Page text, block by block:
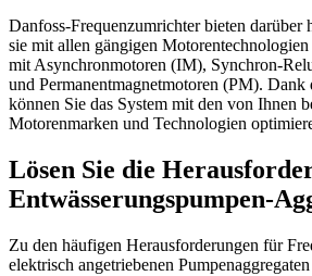
Danfoss-Frequenzumrichter bieten darüber
sie mit allen gängigen
mit Asynchronmotoren (IM), Synchron-
und Permanentmagnetmotoren (PM).
können Sie das System mit den von Ihnen
Motorenmarken und Technologien
Lösen Sie die
Entwässerungspumpen-
Zu den häufigen Herausforderungen für
elektrisch angetriebenen